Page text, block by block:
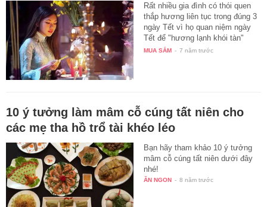
Rất nhiều gia đình có thói quen
thắp hương liên tục trong đúng 3
ngày Tết vì họ quan niệm ngày
Tết để "hương lạnh khói tàn"
sẽ…
MUA SẮM - 7 năm trước
10 ý tưởng làm mâm cỗ cúng tất niên cho
các mẹ tha hồ trổ tài khéo léo
Bạn hãy tham khảo 10 ý tưởng
mâm cỗ cúng tất niên dưới đây
nhé!
ĂN NGON - 8 năm trước